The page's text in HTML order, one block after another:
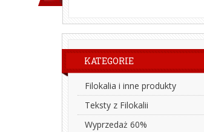
KATEGORIE
Filokalia i inne produkty
Teksty z Filokalii
Wyprzedaż 60%